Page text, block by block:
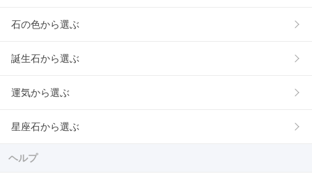
石の色から選ぶ
誕生石から選ぶ
運気から選ぶ
星座石から選ぶ
ヘルプ